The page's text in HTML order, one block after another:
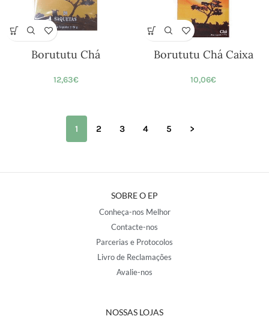
Borututu Chá
12,63€
Borututu Chá Caixa
10,06€
1 2 3 4 5 >
SOBRE O EP
Conheça-nos Melhor
Contacte-nos
Parcerias e Protocolos
Livro de Reclamações
Avalie-nos
NOSSAS LOJAS